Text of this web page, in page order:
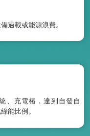
過載或能源浪費。
、充電樁，達到自發自
能比例。